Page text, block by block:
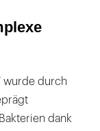
wurde durch
dank